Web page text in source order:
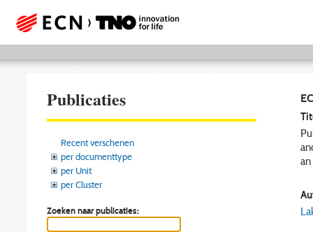
Publicaties
Recent verschenen
per documenttype
per Unit
per Cluster
Zoeken naar publicaties: